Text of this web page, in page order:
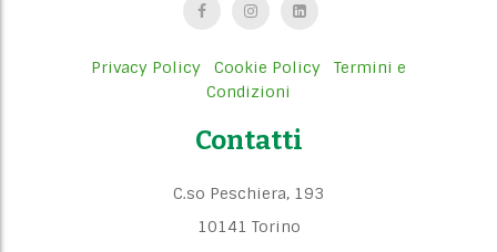
Privacy Policy Cookie Policy
Termini e
Condizioni
Contatti
C.so Peschiera, 193
10141 Torino